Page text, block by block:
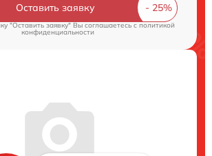
Оставить заявку
"Оставить заявку" Вы соглашаетесь cполитикой
конфиденциальности